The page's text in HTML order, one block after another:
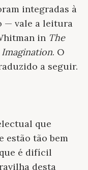
integradas à
— vale a leitura
in The
. O
a seguir.
que
estão tão bem
é difícil
desta